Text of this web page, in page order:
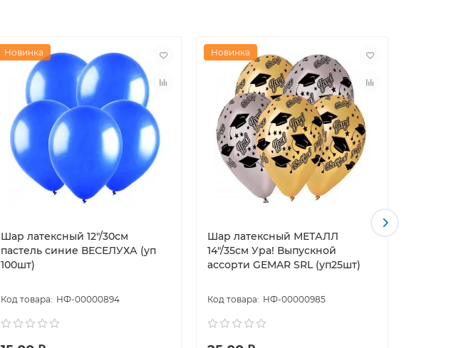
Новинка
Шар латексный 12"/30см
пастель синие ВЕСЕЛУХА (уп
100шт)
НФ-00000894
Новинка
Шар латексный МЕТАЛЛ
14"/35см Ура! Выпускной
ассорти GEMAR SRL (уп25шт)
НФ-00000985